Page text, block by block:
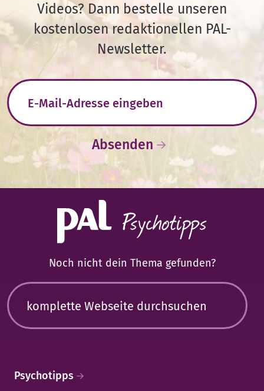
Videos? Dann bestelle unseren
kostenlosen redaktionellen PAL-
Newsletter.
E-Mail-Adresse
Absenden
Noch nicht dein Thema gefunden?
Psychotipps